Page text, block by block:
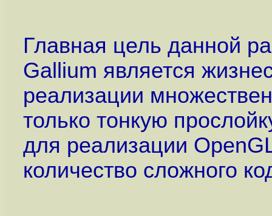
Главная цель данной
Gallium является
реализации
только тонкую
для реализации
количество сложного